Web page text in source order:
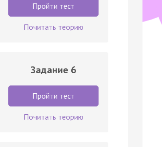
Пройти тест
Почитать теорию
Задание 6
Пройти тест
Почитать теорию